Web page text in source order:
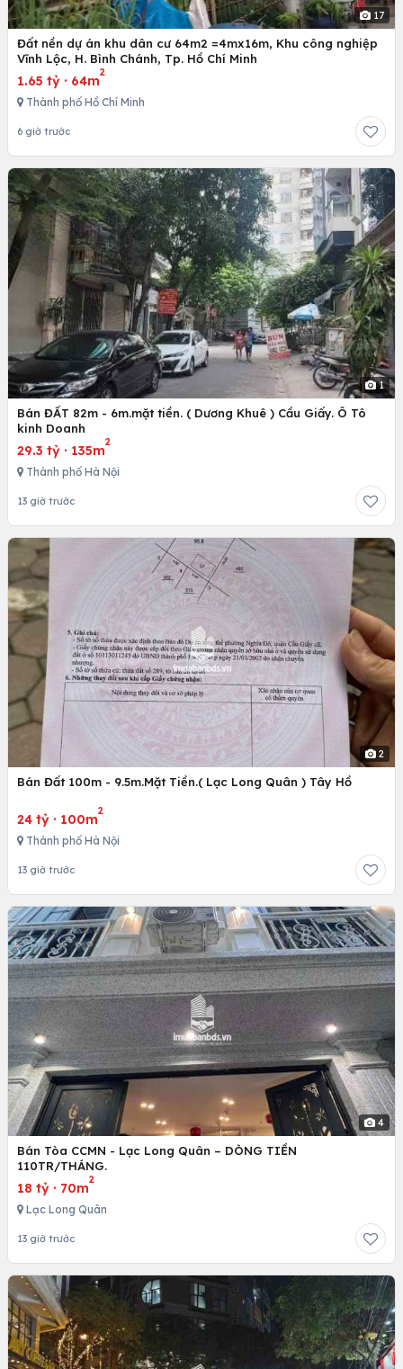
17
Đất nền dự án khu dân cư 64m2 =4mx16m, Khu công nghiệp
Vĩnh Lộc, H. Bình Chánh, Tp. Hồ Chí Minh
1.65 tỷ · 64m
2
Thành phố Hồ Chí Minh
6 giờ trước
1
Bán ĐẤT 82m - 6m.mặt tiền. ( Dương Khuê ) Cầu Giấy. Ô Tô
kinh Doanh
29.3 tỷ · 135m
2
Thành phố Hà Nội
13 giờ trước
2
Bán Đất 100m - 9.5m.Mặt Tiền.( Lạc Long Quân ) Tây Hồ
24 tỷ · 100m
2
Thành phố Hà Nội
13 giờ trước
4
Bán Tòa CCMN - Lạc Long Quân – DÒNG TIỀN
110TR/THÁNG.
18 tỷ · 70m
2
Lạc Long Quân
13 giờ trước